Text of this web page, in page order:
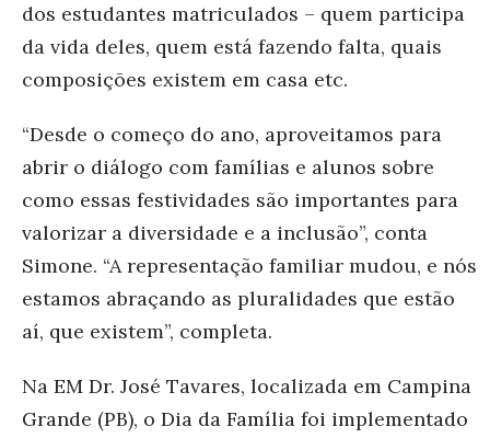
dos estudantes matriculados – quem participa
da vida deles, quem está fazendo falta, quais
composições existem em casa etc.
“Desde o começo do ano, aproveitamos para
abrir o diálogo com famílias e alunos sobre
como essas festividades são importantes para
valorizar a diversidade e a inclusão”, conta
Simone. “A representação familiar mudou, e nós
estamos abraçando as pluralidades que estão
aí, que existem”, completa.
Na EM Dr. José Tavares, localizada em Campina
Grande (PB), o Dia da Família foi implementado